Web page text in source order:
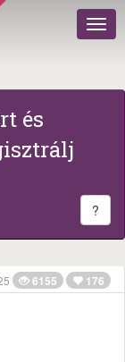
és
?
6155 176